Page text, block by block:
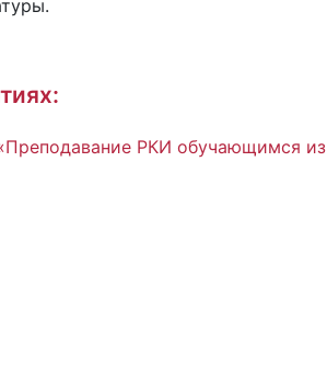
РКИ обучающимся из